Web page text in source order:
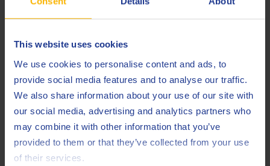
This website uses cookies
We use cookies to personalise content and ads, to
provide social media features and to analyse our traffic.
We also share information about your use of our site with
our social media, advertising and analytics partners who
may combine it with other information that you’ve
provided to them or that they’ve collected from your use
of their services.
API
Caterpillar
Less specifications